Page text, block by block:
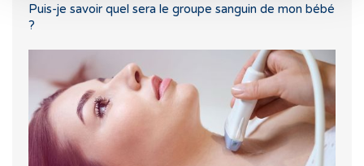
Puis-je savoir quel sera le groupe sanguin de mon bébé
?